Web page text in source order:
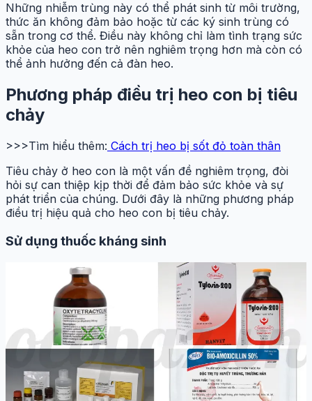
Những nhiễm trùng này có thể phát sinh từ môi trường,
thức ăn không đảm bảo hoặc từ các ký sinh trùng có
sẵn trong cơ thể. Điều này không chỉ làm tình trạng sức
khỏe của heo con trở nên nghiêm trọng hơn mà còn có
thể ảnh hưởng đến cả đàn heo.
Phương pháp điều trị heo con bị tiêu
chảy
>>>Tìm hiểu thêm: Cách trị heo bị sốt đỏ toàn thân
Tiêu chảy ở heo con là một vấn đề nghiêm trọng, đòi
hỏi sự can thiệp kịp thời để đảm bảo sức khỏe và sự
phát triển của chúng. Dưới đây là những phương pháp
điều trị hiệu quả cho heo con bị tiêu chảy.
Sử dụng thuốc kháng sinh